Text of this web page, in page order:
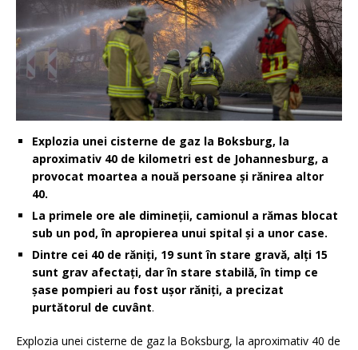
Explozia unei cisterne de gaz la Boksburg, la
aproximativ 40 de kilometri est de Johannesburg, a
provocat moartea a nouă persoane şi rănirea altor
40.
La primele ore ale dimineţii, camionul a rămas blocat
sub un pod, în apropierea unui spital şi a unor case.
Dintre cei 40 de răniţi, 19 sunt în stare gravă, alţi 15
sunt grav afectaţi, dar în stare stabilă, în timp ce
şase pompieri au fost uşor răniţi, a precizat
purtătorul de cuvânt.
Explozia unei cisterne de gaz la Boksburg, la aproximativ 40 de